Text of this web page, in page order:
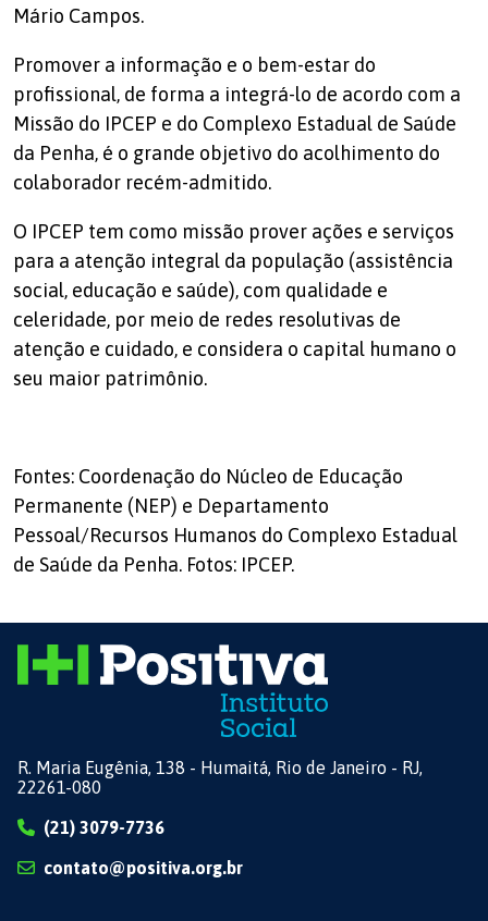
Mário Campos.
Promover a informação e o bem-estar do
profissional, de forma a integrá-lo de acordo com a
Missão do IPCEP e do Complexo Estadual de Saúde
da Penha, é o grande objetivo do acolhimento do
colaborador recém-admitido.
O IPCEP tem como missão prover ações e serviços
para a atenção integral da população (assistência
social, educação e saúde), com qualidade e
celeridade, por meio de redes resolutivas de
atenção e cuidado, e considera o capital humano o
seu maior patrimônio.
Fontes: Coordenação do Núcleo de Educação
Permanente (NEP) e Departamento
Pessoal/Recursos Humanos do Complexo Estadual
de Saúde da Penha. Fotos: IPCEP.
R. Maria Eugênia, 138 - Humaitá, Rio de Janeiro - RJ,
22261-080
(21) 3079-7736
contato@positiva.org.br